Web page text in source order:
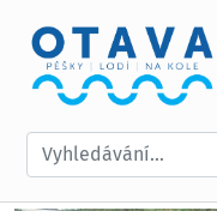
Vyhledávání...